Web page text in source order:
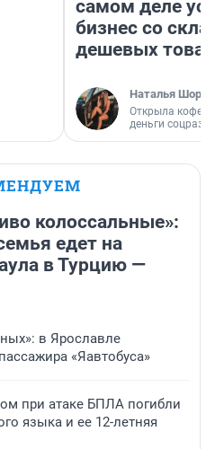
самом деле
бизнес со
дешевых
Наталья
Открыла
деньги
колоссальные»:
едет на
в Турцию —
в Ярославле
«Яавтобуса»
при атаке БПЛА погибли
языка и ее 12-летняя